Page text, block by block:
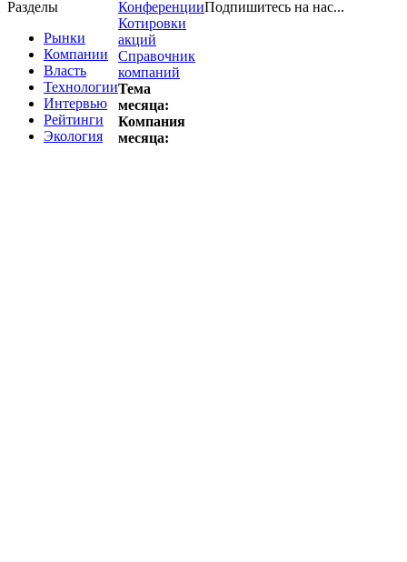
Разделы
Рынки
Компании
Власть
Технологии
Интервью
Рейтинги
Экология
Конференции
Котировки
акций
Справочник
компаний
Тема
месяца:
Компания
месяца:
Подпишитесь на нас...